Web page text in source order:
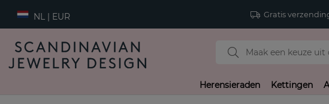
NL | EUR Gratis
Herensieraden Kettingen